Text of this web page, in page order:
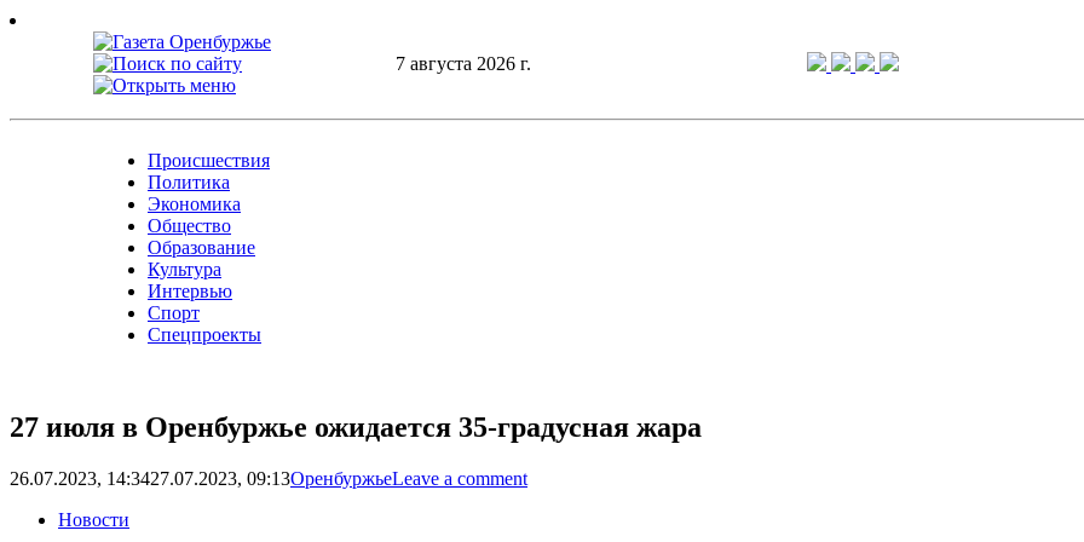
Skip
7 августа 2026 г.
Происшествия
Политика
Экономика
Общество
Образование
Культура
Интервью
Спорт
Спецпроекты
27 июля в Оренбуржье ожидается 35-градусная жара
26.07.2023, 14:3427.07.2023, 09:13ОренбуржьеLeave a comment
Новости